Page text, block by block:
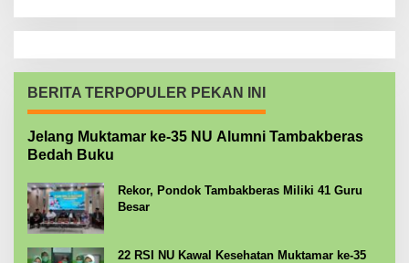
BERITA TERPOPULER PEKAN INI
Jelang Muktamar ke-35 NU Alumni Tambakberas
Bedah Buku
Rekor, Pondok Tambakberas Miliki 41 Guru
Besar
22 RSI NU Kawal Kesehatan Muktamar ke-35